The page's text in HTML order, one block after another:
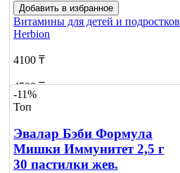
Добавить в избранное
Витамины для детей и подростков
Herbion
4100 ₸
4500 ₸
Нет в наличии
Сообщить
о наличии
-11%
Топ
Эвалар Бэби Формула
Мишки Иммунитет 2,5 г
30 пастилки жев.